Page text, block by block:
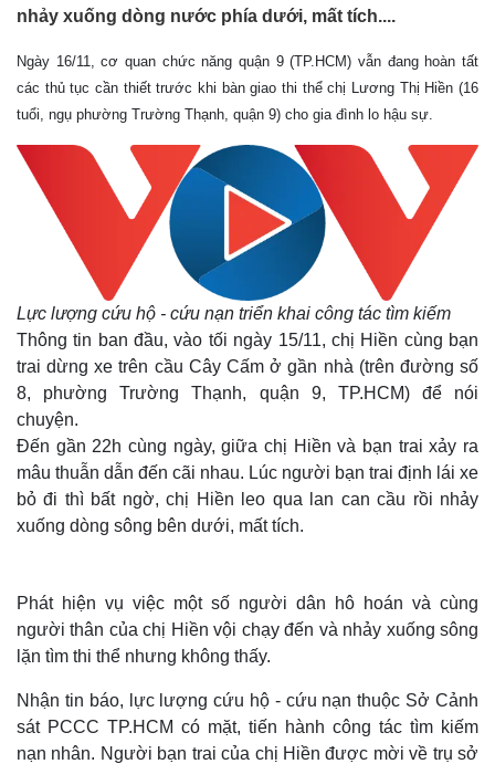
nhảy xuống dòng nước phía dưới, mất tích....
Ngày 16/11, cơ quan chức năng quận 9 (TP.HCM) vẫn đang hoàn tất
các thủ tục cần thiết trước khi bàn giao thi thể chị Lương Thị Hiền (16
tuổi, ngụ phường Trường Thạnh, quận 9) cho gia đình lo hậu sự.
Lực lượng cứu hộ - cứu nạn triển khai công tác tìm kiếm
Thông tin ban đầu, vào tối ngày 15/11, chị Hiền cùng bạn
trai dừng xe trên cầu Cây Cấm ở gần nhà (trên đường số
8, phường Trường Thạnh, quận 9, TP.HCM) để nói
chuyện.
Đến gần 22h cùng ngày, giữa chị Hiền và bạn trai xảy ra
mâu thuẫn dẫn đến cãi nhau. Lúc người bạn trai định lái xe
bỏ đi thì bất ngờ, chị Hiền leo qua lan can cầu rồi nhảy
xuống dòng sông bên dưới, mất tích.
Phát hiện vụ việc một số người dân hô hoán và cùng
người thân của chị Hiền vội chạy đến và nhảy xuống sông
lặn tìm thi thể nhưng không thấy.
Nhận tin báo, lực lượng cứu hộ - cứu nạn thuộc Sở Cảnh
sát PCCC TP.HCM có mặt, tiến hành công tác tìm kiếm
nạn nhân. Người bạn trai của chị Hiền được mời về trụ sở